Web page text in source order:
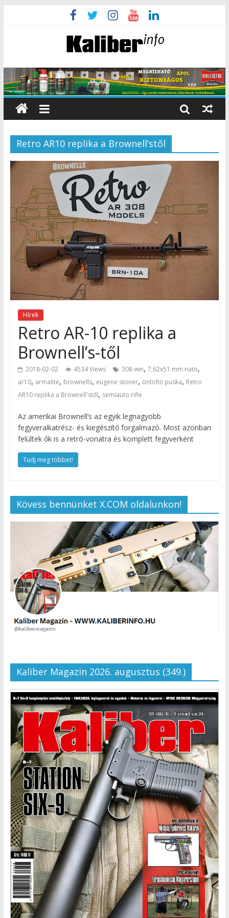
Retro AR10 replika a Brownell’stől
Hírek
Retro AR-10 replika a
Brownell’s-től
2018-02-02 4534 Views 308 win, 7,62x51 mm nato,
ar10, armalite, brownells, eugene stoner, öntöltő puska, Retro
AR10 replika a Brownell'stől, semiauto rifle
Az amerikai Brownell’s az egyik legnagyobb
fegyveralkatrész- és kiegészítő forgalmazó. Most azonban
felültek ők is a retró-vonatra és komplett fegyverként
Tudj meg többet!
Kövess bennünket X.COM oldalunkon!
Kaliber Magazin 2026. augusztus (349.)